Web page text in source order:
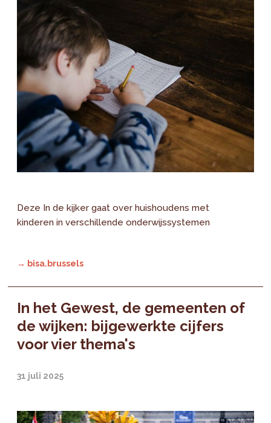
Deze In de kijker gaat over huishoudens met
kinderen in verschillende onderwijssystemen
→ bisa.brussels
In het Gewest, de gemeenten of
de wijken: bijgewerkte cijfers
voor vier thema's
31 juli 2025